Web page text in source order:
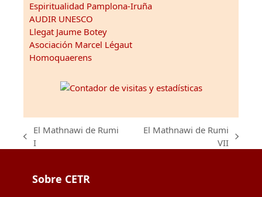
Espiritualidad Pamplona-Iruña
AUDIR UNESCO
Llegat Jaume Botey
Asociación Marcel Légaut
Homoquaerens
previous
El Mathnawi de Rumi
I
El Mathnawi de Rumi
VII
Sobre CETR